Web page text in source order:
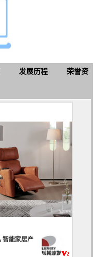
发展历程 荣誉资
智能家居产